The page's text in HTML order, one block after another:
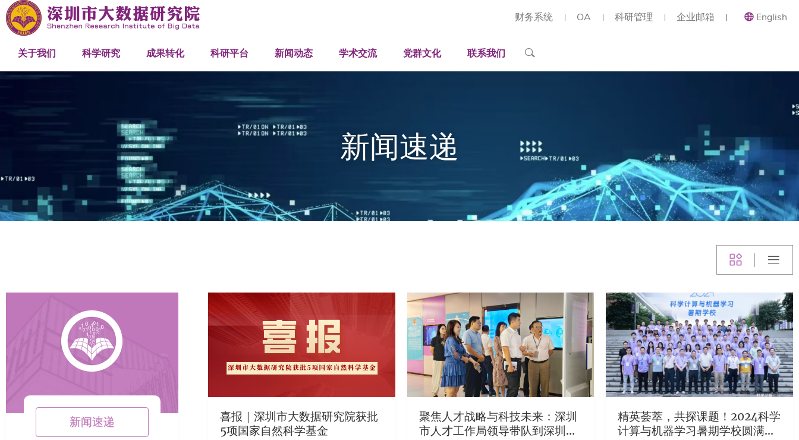
财务系统 OA 科研管理 企业邮箱 English
关于我们
研究院概述
发展历程
组织架构
科学研究
研究中心 网络与机器智能研究中心
人工智能大模型研究中心
优化与工程计算研究中心
科研项目
成果转化
产学研合作
成果推介
科研平台
国家健康医疗大数据研究院（深圳）
司法部法治大数据与智能装备应用研究重点实验室
创新平台
广东省智能工业孪生与优化工程技术研究中心
广东省科技专家工作站
广东省科普教育基地
高性能计算平台
新闻动态
媒体聚焦
影像刊物
视频
采购招标公开信息
学术交流
学术报告
学生培养
党群文化 联系我们
岗位总览
科研类职位
工程类职位
联系方式
新闻速递
新闻速递
喜报｜深圳市大数据研究院获批
5项国家自然科学基金
聚焦人才战略与科技未来：深圳
市人才工作局领导带队到深圳市
精英荟萃，共探课题！2024科学
计算与机器学习暑期学校圆满收